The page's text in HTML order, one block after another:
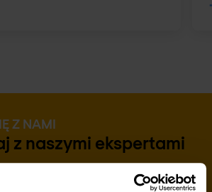
Z NAMI
z naszymi ekspertami
się więcej na ten temat?